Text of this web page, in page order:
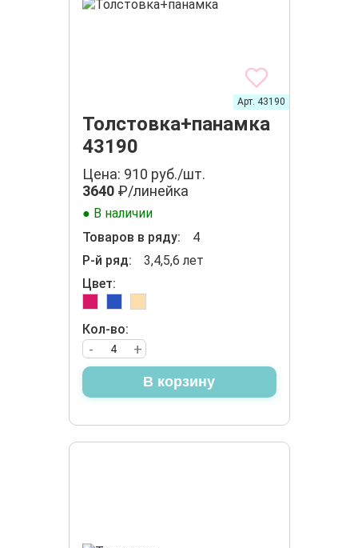
Толстовка+панамка
43190
Арт. 43190
Цена: 910 руб./шт.
3640₽/линейка
● В наличии
Товаров в ряду:
4
Р-й ряд:
3,4,5,6 лет
Цвет:
Кол-во:
+
-
В корзину